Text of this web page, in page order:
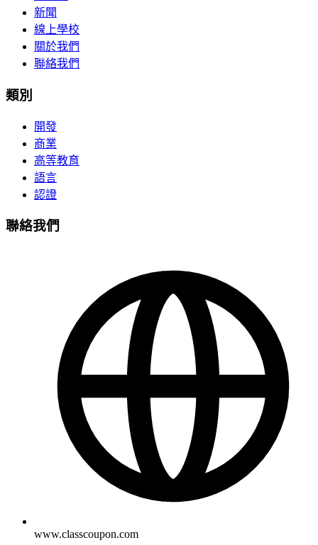
新聞
線上學校
關於我們
聯絡我們
類別
開發
商業
高等教育
語言
認證
聯絡我們
www.classcoupon.com